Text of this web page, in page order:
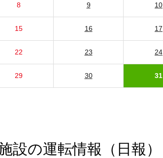
8 9 10
15 16 17
22 23 24
29 30 31
設の運転情報（日報）